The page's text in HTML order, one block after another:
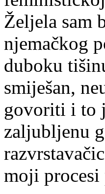
Željela sam
njemačkog
duboku
smiješan,
govoriti i to
zaljubljenu
moji procesi